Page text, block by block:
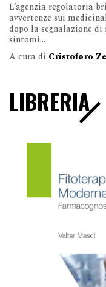
L’agenzia regolatoria
avvertenze sui
dopo la segnalazione
sintomi...
A cura di Cristoforo
LIBRERIA